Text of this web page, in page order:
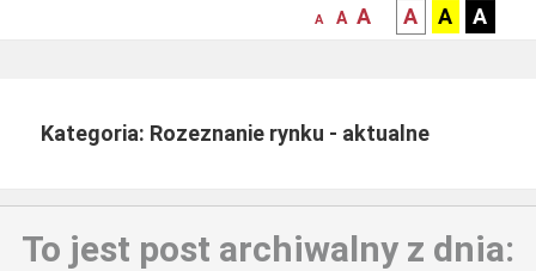
mniejsza
A
normalna
A
większa-
czcionka
A
kontrast
czarny
tle
A
kontrast
czarny
A
żółty
A
Kategoria: Rozeznanie rynku - aktualne
To jest post archiwalny z dnia: